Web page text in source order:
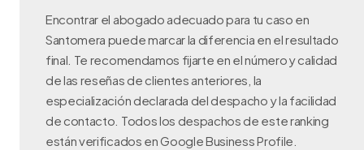
Encontrar el abogado adecuado para tu caso en
Santomera puede marcar la diferencia en el resultado
final. Te recomendamos fijarte en el número y calidad
de las reseñas de clientes anteriores, la
especialización declarada del despacho y la facilidad
de contacto. Todos los despachos de este ranking
están verificados en Google Business Profile.